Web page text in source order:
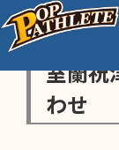
室蘭
わせ